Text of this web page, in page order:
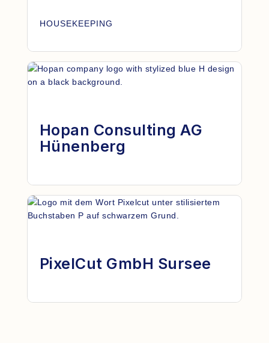
HOUSEKEEPING
Hopan Consulting AG
Hünenberg
PixelCut GmbH Sursee